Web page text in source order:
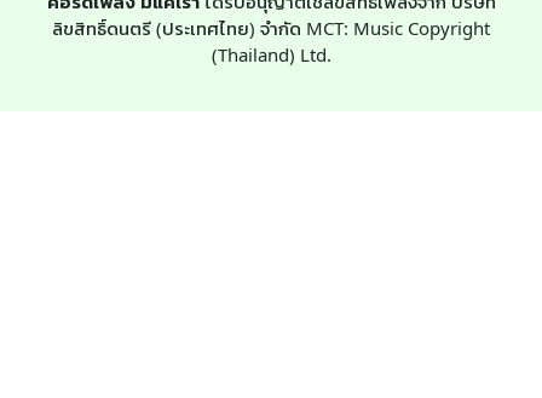
ลิขสิทธิ์ดนตรี (ประเทศไทย) จำกัด MCT: Music Copyright
(Thailand) Ltd.